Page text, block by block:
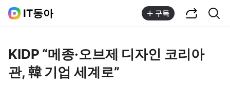
IT동아 구독
KIDP “메종·오브제 디자인 코리아
관, 韓 기업 세계로”